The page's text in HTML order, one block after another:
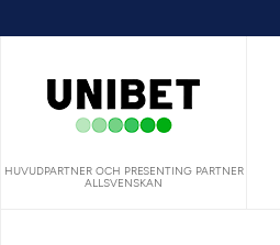
HUVUDPARTNER OCH PRESENTING PARTNER
ALLSVENSKAN